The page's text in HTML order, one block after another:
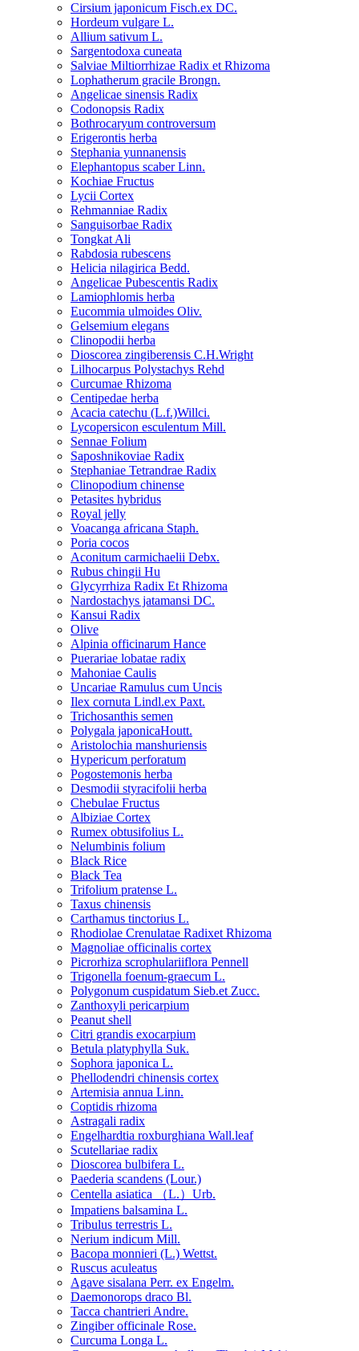
Cirsium japonicum Fisch.ex DC.
Hordeum vulgare L.
Allium sativum L.
Sargentodoxa cuneata
Salviae Miltiorrhizae Radix et Rhizoma
Lophatherum gracile Brongn.
Angelicae sinensis Radix
Codonopsis Radix
Bothrocaryum controversum
Erigerontis herba
Stephania yunnanensis
Elephantopus scaber Linn.
Kochiae Fructus
Lycii Cortex
Rehmanniae Radix
Sanguisorbae Radix
Tongkat Ali
Rabdosia rubescens
Helicia nilagirica Bedd.
Angelicae Pubescentis Radix
Lamiophlomis herba
Eucommia ulmoides Oliv.
Gelsemium elegans
Clinopodii herba
Dioscorea zingiberensis C.H.Wright
Lilhocarpus Polystachys Rehd
Curcumae Rhizoma
Centipedae herba
Acacia catechu (L.f.)Willci.
Lycopersicon esculentum Mill.
Sennae Folium
Saposhnikoviae Radix
Stephaniae Tetrandrae Radix
Clinopodium chinense
Petasites hybridus
Royal jelly
Voacanga africana Staph.
Poria cocos
Aconitum carmichaelii Debx.
Rubus chingii Hu
Glycyrrhiza Radix Et Rhizoma
Nardostachys jatamansi DC.
Kansui Radix
Olive
Alpinia officinarum Hance
Puerariae lobatae radix
Mahoniae Caulis
Uncariae Ramulus cum Uncis
Ilex cornuta Lindl.ex Paxt.
Trichosanthis semen
Polygala japonicaHoutt.
Aristolochia manshuriensis
Hypericum perforatum
Pogostemonis herba
Desmodii styracifolii herba
Chebulae Fructus
Albiziae Cortex
Rumex obtusifolius L.
Nelumbinis folium
Black Rice
Black Tea
Trifolium pratense L.
Taxus chinensis
Carthamus tinctorius L.
Rhodiolae Crenulatae Radixet Rhizoma
Magnoliae officinalis cortex
Picrorhiza scrophulariiflora Pennell
Trigonella foenum-graecum L.
Polygonum cuspidatum Sieb.et Zucc.
Zanthoxyli pericarpium
Peanut shell
Citri grandis exocarpium
Betula platyphylla Suk.
Sophora japonica L.
Phellodendri chinensis cortex
Artemisia annua Linn.
Coptidis rhizoma
Astragali radix
Engelhardtia roxburghiana Wall.leaf
Scutellariae radix
Dioscorea bulbifera L.
Paederia scandens (Lour.)
Centella asiatica （L.）Urb.
Impatiens balsamina L.
Tribulus terrestris L.
Nerium indicum Mill.
Bacopa monnieri (L.) Wettst.
Ruscus aculeatus
Agave sisalana Perr. ex Engelm.
Daemonorops draco Bl.
Tacca chantrieri Andre.
Zingiber officinale Rose.
Curcuma Longa L.